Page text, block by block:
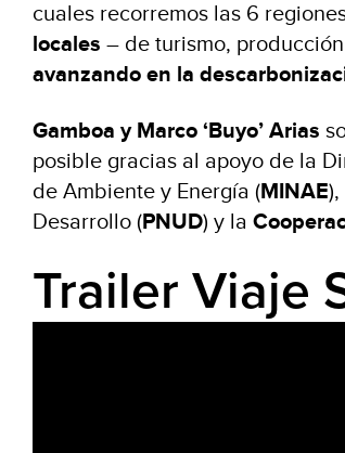
cuales recorremos las 6
locales – de turismo,
avanzando en la
Gamboa y Marco ‘Buyo’ Arias
posible gracias al apoyo de la
de Ambiente y Energía (MINAE
Desarrollo (PNUD) y la
Trailer Viaje